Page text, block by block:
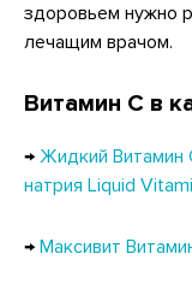
здоровьем нужно
лечащим врачом.
Витамин С в
→ Жидкий Витамин
натрия Liquid
→ Максивит